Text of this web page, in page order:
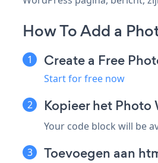
How To Add a
Create a Free
Start for free now
Kopieer het
Your code block will be
Toevoegen aan